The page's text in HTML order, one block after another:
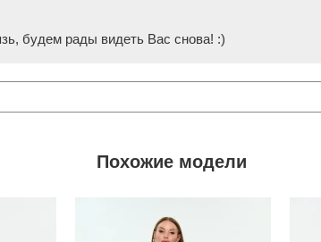
будем рады видеть Вас снова! :)
Похожие модели